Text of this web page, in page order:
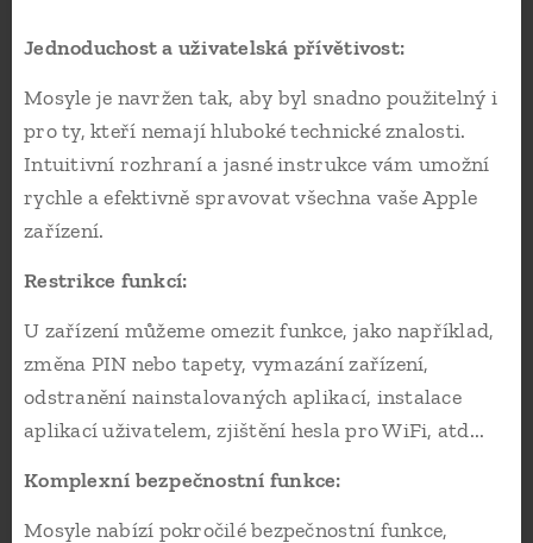
Jednoduchost a uživatelská přívětivost:
Mosyle je navržen tak, aby byl snadno použitelný i
pro ty, kteří nemají hluboké technické znalosti.
Intuitivní rozhraní a jasné instrukce vám umožní
rychle a efektivně spravovat všechna vaše Apple
zařízení.
Restrikce funkcí:
U zařízení můžeme omezit funkce, jako například,
změna PIN nebo tapety, vymazání zařízení,
odstranění nainstalovaných aplikací, instalace
aplikací uživatelem, zjištění hesla pro WiFi, atd...
Komplexní bezpečnostní funkce:
Mosyle nabízí pokročilé bezpečnostní funkce,